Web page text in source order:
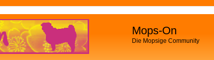
Mops-On
Die Mopsige Community